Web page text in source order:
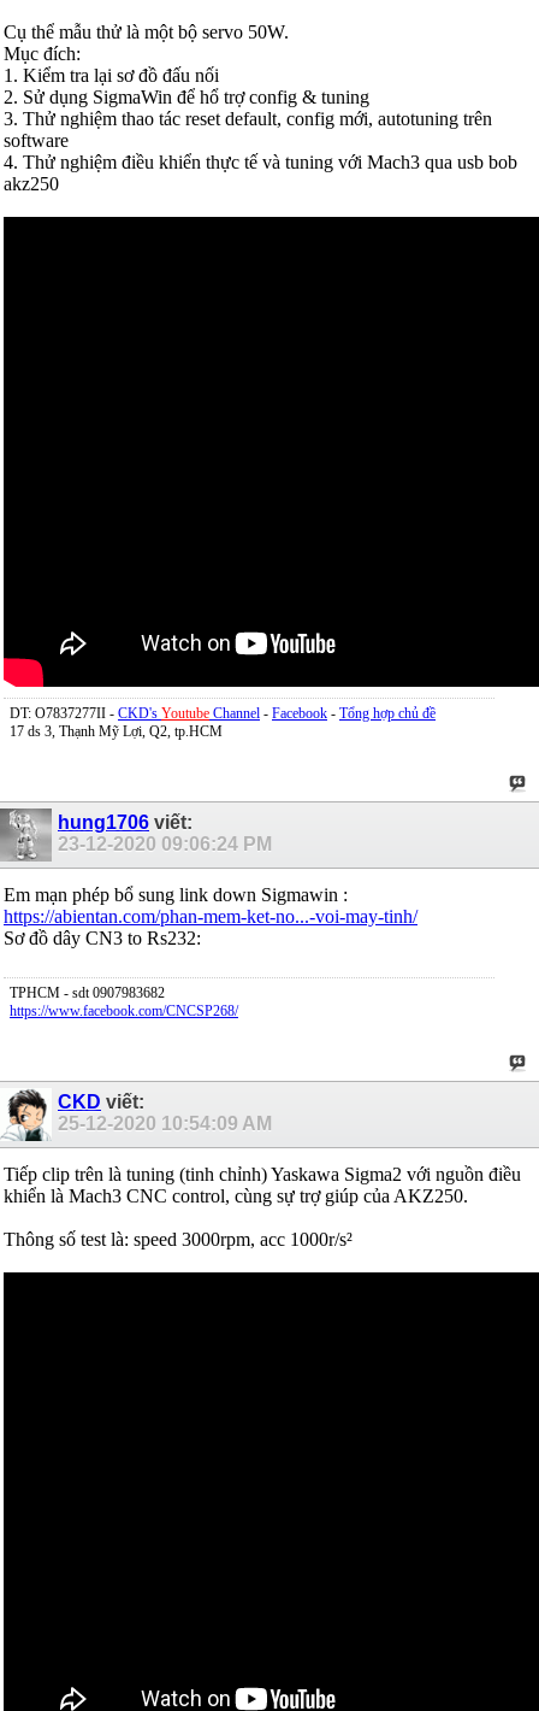
Cụ thể mẫu thử là một bộ servo 50W.
Mục đích:
1. Kiểm tra lại sơ đồ đấu nối
2. Sử dụng SigmaWin để hổ trợ config & tuning
3. Thử nghiệm thao tác reset default, config mới, autotuning trên
software
4. Thử nghiệm điều khiển thực tế và tuning với Mach3 qua usb bob
akz250
DT: O7837277II - CKD's Youtube Channel - Facebook - Tổng hợp chủ đề
17 ds 3, Thạnh Mỹ Lợi, Q2, tp.HCM
hung1706 viết:
23-12-2020 09:06:24 PM
Em mạn phép bổ sung link down Sigmawin :
https://abientan.com/phan-mem-ket-no...-voi-may-tinh/
Sơ đồ dây CN3 to Rs232:
TPHCM - sdt 0907983682
https://www.facebook.com/CNCSP268/
CKD viết:
25-12-2020 10:54:09 AM
Tiếp clip trên là tuning (tinh chỉnh) Yaskawa Sigma2 với nguồn điều
khiển là Mach3 CNC control, cùng sự trợ giúp của AKZ250.
Thông số test là: speed 3000rpm, acc 1000r/s²